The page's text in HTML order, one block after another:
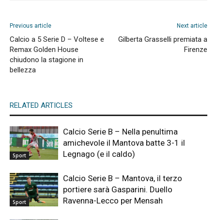
Previous article
Calcio a 5 Serie D – Voltese e
Remax Golden House
chiudono la stagione in
bellezza
Next article
Gilberta Grasselli premiata a
Firenze
RELATED ARTICLES
Sport
Calcio Serie B – Nella penultima
amichevole il Mantova batte 3-1 il
Legnago (e il caldo)
Sport
Calcio Serie B – Mantova, il terzo
portiere sarà Gasparini. Duello
Ravenna-Lecco per Mensah